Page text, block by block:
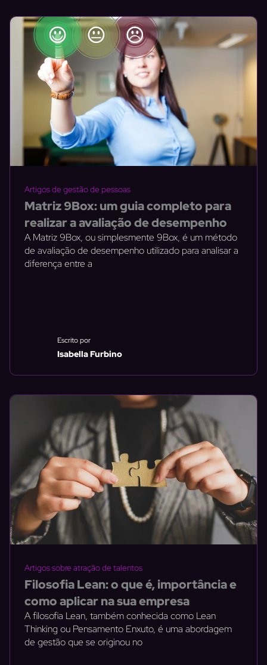
Artigos de gestão de pessoas
Matriz 9Box: um guia completo para
realizar a avaliação de desempenho
A Matriz 9Box, ou simplesmente 9Box, é um método
de avaliação de desempenho utilizado para analisar a
diferença entre a
Escrito por
Isabella Furbino
Artigos sobre atração de talentos
Filosofia Lean: o que é, importância e
como aplicar na sua empresa
A filosofia Lean, também conhecida como Lean
Thinking ou Pensamento Enxuto, é uma abordagem
de gestão que se originou no
Página
Página
Página